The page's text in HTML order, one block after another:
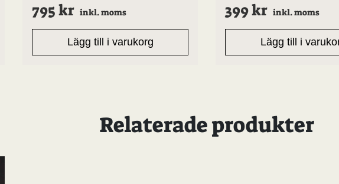
795kr inkl. moms
Lägg till i varukorg
399kr inkl. moms
Lägg till i
Relaterade produkter